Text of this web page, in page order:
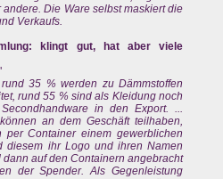
Die Ware selbst maskiert die
Verkaufs.
klingt gut, hat aber viele
35 % werden zu Dämmstoffen
rund 55 % sind als Kleidung noch
in den Export. ...
an dem Geschäft teilhaben,
Container einem gewerblichen
diesem ihr Logo und ihren Namen
auf den Containern angebracht
der Spender. Als Gegenleistung